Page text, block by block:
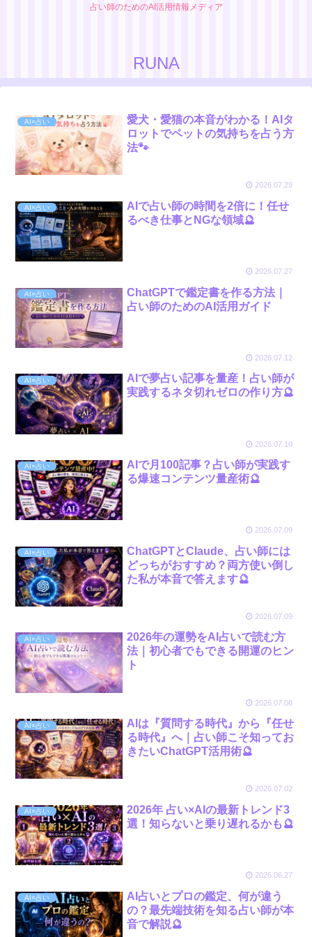
占い師のためのAI活用情報メディア
RUNA
AI×占い
愛犬・愛猫の本音がわかる！AIタ
ロットでペットの気持ちを占う方
法🐾
2026.07.29
AI×占い
AIで占い師の時間を2倍に！任せ
るべき仕事とNGな領域🔮
2026.07.27
AI×占い
ChatGPTで鑑定書を作る方法｜
占い師のためのAI活用ガイド
2026.07.12
AI×占い
AIで夢占い記事を量産！占い師が
実践するネタ切れゼロの作り方🔮
2026.07.10
AI×占い
AIで月100記事？占い師が実践す
る爆速コンテンツ量産術🔮
2026.07.09
AI×占い
ChatGPTとClaude、占い師には
どっちがおすすめ？両方使い倒し
た私が本音で答えます🔮
2026.07.09
AI×占い
2026年の運勢をAI占いで読む方
法｜初心者でもできる開運のヒン
ト
2026.07.08
AI×占い
AIは『質問する時代』から『任せ
る時代』へ｜占い師こそ知ってお
きたいChatGPT活用術🔮
2026.07.02
AI×占い
2026年 占い×AIの最新トレンド3
選！知らないと乗り遅れるかも🔮
2026.06.27
AI×占い
AI占いとプロの鑑定、何が違う
の？最先端技術を知る占い師が本
音で解説🔮